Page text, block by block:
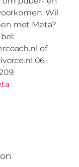
Wil
met Meta?
of
06-